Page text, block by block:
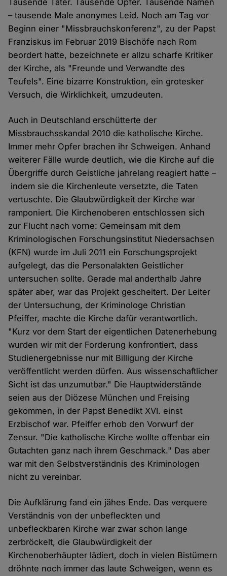
Tausende Täter. Tausende Opfer. Tausende Namen
– tausende Male anonymes Leid. Noch am Tag vor
Beginn einer "Missbrauchskonferenz", zu der Papst
Franziskus im Februar 2019 Bischöfe nach Rom
beordert hatte, bezeichnete er allzu scharfe Kritiker
der Kirche, als "Freunde und Verwandte des
Teufels". Eine bizarre Konstruktion, ein grotesker
Versuch, die Wirklichkeit, umzudeuten.
Auch in Deutschland erschütterte der
Missbrauchsskandal 2010 die katholische Kirche.
Immer mehr Opfer brachen ihr Schweigen. Anhand
weiterer Fälle wurde deutlich, wie die Kirche auf die
Übergriffe durch Geistliche jahrelang reagiert hatte –
indem sie die Kirchenleute versetzte, die Taten
vertuschte. Die Glaubwürdigkeit der Kirche war
ramponiert. Die Kirchenoberen entschlossen sich
zur Flucht nach vorne: Gemeinsam mit dem
Kriminologischen Forschungsinstitut Niedersachsen
(KFN) wurde im Juli 2011 ein Forschungsprojekt
aufgelegt, das die Personalakten Geistlicher
untersuchen sollte. Gerade mal anderthalb Jahre
später aber, war das Projekt gescheitert. Der Leiter
der Untersuchung, der Kriminologe Christian
Pfeiffer, machte die Kirche dafür verantwortlich.
"Kurz vor dem Start der eigentlichen Datenerhebung
wurden wir mit der Forderung konfrontiert, dass
Studienergebnisse nur mit Billigung der Kirche
veröffentlicht werden dürfen. Aus wissenschaftlicher
Sicht ist das unzumutbar." Die Hauptwiderstände
seien aus der Diözese München und Freising
gekommen, in der Papst Benedikt XVI. einst
Erzbischof war. Pfeiffer erhob den Vorwurf der
Zensur. "Die katholische Kirche wollte offenbar ein
Gutachten ganz nach ihrem Geschmack." Das aber
war mit den Selbstverständnis des Kriminologen
nicht zu vereinbar.
Die Aufklärung fand ein jähes Ende. Das verquere
Verständnis von der unbefleckten und
unbefleckbaren Kirche war zwar schon lange
zerbröckelt, die Glaubwürdigkeit der
Kirchenoberhäupter lädiert, doch in vielen Bistümern
dröhnte noch immer das laute Schweigen, wenn es